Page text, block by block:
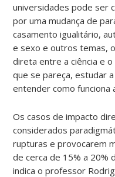
universidades pode ser
por uma mudança de
casamento igualitário,
e sexo e outros temas,
direta entre a ciência e
que se pareça, estudar
entender como funciona
Os casos de impacto
considerados
rupturas e provocarem
de cerca de 15% a 20%
indica o professor